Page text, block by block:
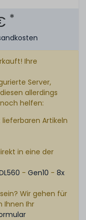
*
Ihre
Server,
allerdings
helfen:
Artikeln
in eine der
- Gen10 - 8x
Wir gehen für
Ihnen Ihr